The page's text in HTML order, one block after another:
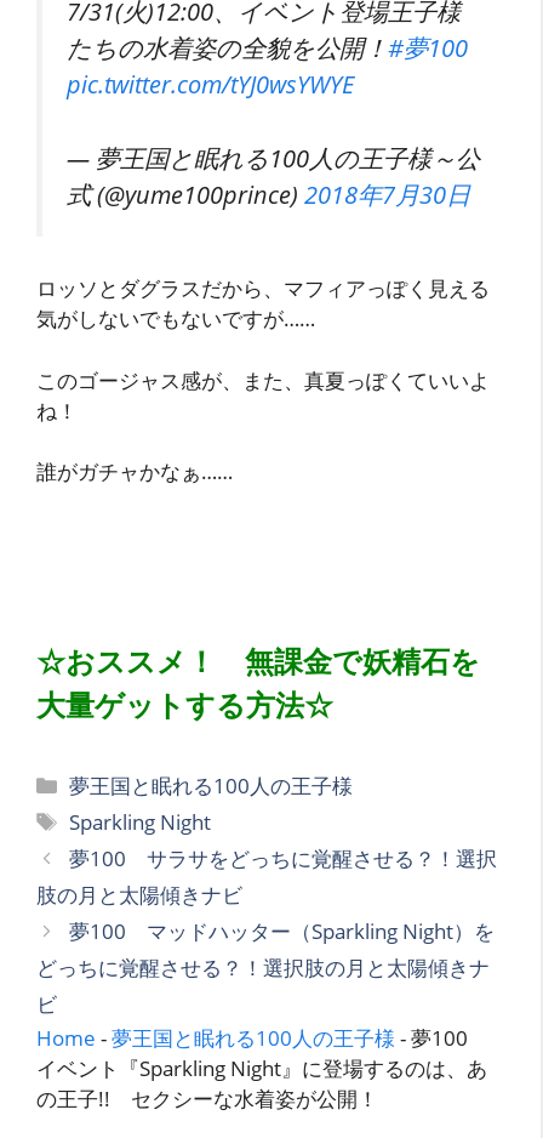
7/31(火)12:00、イベント登場王子様
たちの水着姿の全貌を公開！#夢100
pic.twitter.com/tYJ0wsYWYE
— 夢王国と眠れる100人の王子様～公
式 (@yume100prince) 2018年7月30日
ロッソとダグラスだから、マフィアっぽく見える
気がしないでもないですが……
このゴージャス感が、また、真夏っぽくていいよ
ね！
誰がガチャかなぁ……
☆おススメ！ 無課金で妖精石を
大量ゲットする方法☆
カ
テ
ゴ
リ
ー
夢王国と眠れる100人の王子様
タ
グ
Sparkling Night
夢100 サラサをどっちに覚醒させる？！選択
肢の月と太陽傾きナビ
夢100 マッドハッター（Sparkling Night）を
どっちに覚醒させる？！選択肢の月と太陽傾きナ
ビ
Home -夢王国と眠れる100人の王子様 -夢100
イベント『Sparkling Night』に登場するのは、あ
の王子!! セクシーな水着姿が公開！